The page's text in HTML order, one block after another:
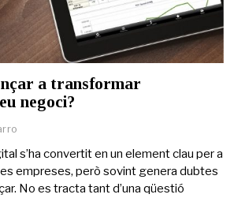
a transformar
negoci?
s’ha convertit en un element clau per a
empreses, però sovint genera dubtes
No es tracta tant d’una qüestió